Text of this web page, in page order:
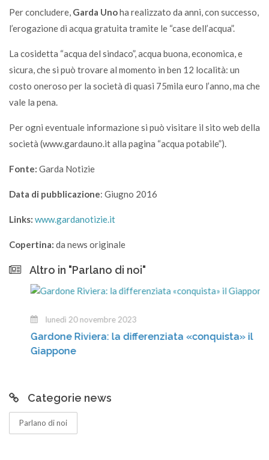
Per concludere, Garda Unoha realizzato da anni, con successo,
l’erogazione di acqua gratuita tramite le “case dell’acqua”.
La cosidetta “acqua del sindaco”, acqua buona, economica, e
sicura, che si può trovare al momento in ben 12 località: un
costo oneroso per la società di quasi 75mila euro l’anno, ma che
vale la pena.
Per ogni eventuale informazione si può visitare il sito web della
società (www.gardauno.it alla pagina “acqua potabile”).
Fonte: Garda Notizie
Data di pubblicazione: Giugno 2016
Links: www.gardanotizie.it
Copertina: da news originale
Altro in "Parlano di noi"
lunedì 20 novembre 2023
Gardone Riviera: la differenziata «conquista» il
Giappone
Categorie news
Parlano di noi